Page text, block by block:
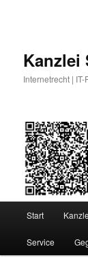
Kanzlei
Internetrecht |
Start
Service